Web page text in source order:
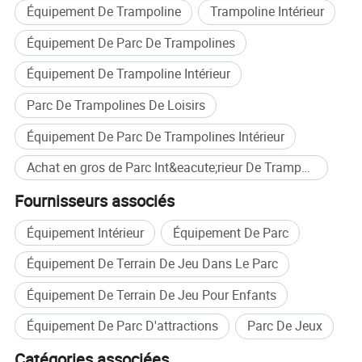
Q5: Avec combien de clients avez-vous travaillé
et quels sont les retours?
Nous avons travaillé avec de nombreux clients
du monde entier, y compris l'Australie,
l'Amérique, la Roumanie, l'Albanie, la Finlande,
la Russie, la Lituanie, l'Italie, la Suisse, l'Estonie,
l'Allemagne, l'Ukraine, la Malaisie, l'Espagne,
l'Afrique du Sud, Israël, le Liban, le Mexique, le
Chili, etc.
Autre que quelques défauts survenus pendant
Équipement De Trampoline
Trampoline Intérieur
Équipement De Parc De Trampolines
Équipement De Trampoline Intérieur
Parc De Trampolines De Loisirs
Équipement De Parc De Trampolines Intérieur
Achat en gros de Parc Int&eacute;rieur De Trampoline
Fournisseurs associés
Équipement Intérieur
Équipement De Parc
Équipement De Terrain De Jeu Dans Le Parc
Équipement De Terrain De Jeu Pour Enfants
Équipement De Parc D'attractions
Parc De Jeux